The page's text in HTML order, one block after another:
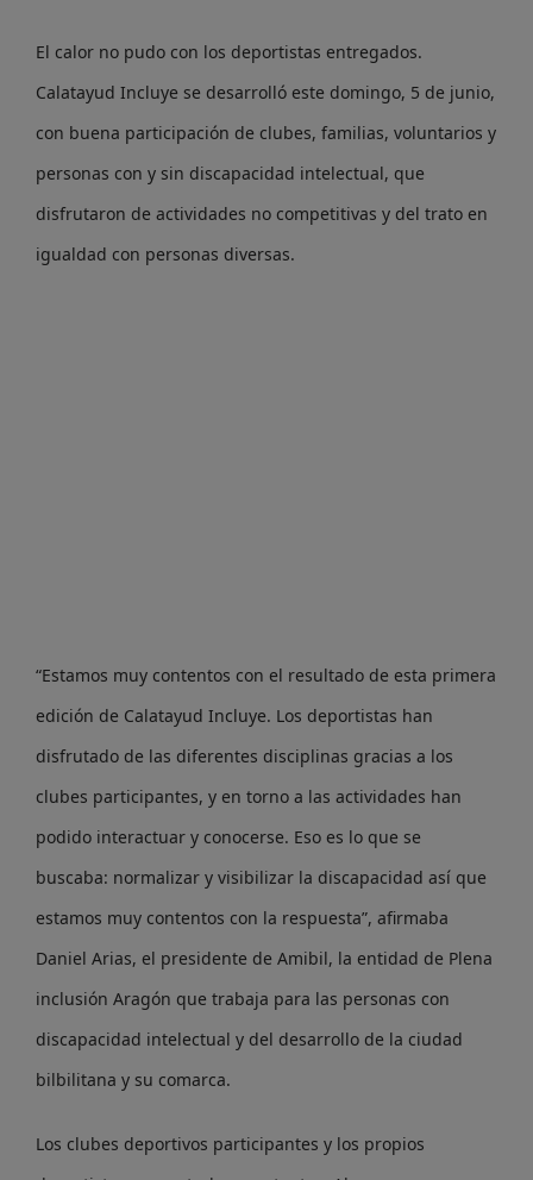
El calor no pudo con los deportistas entregados.
Calatayud Incluye se desarrolló este domingo, 5 de junio,
con buena participación de clubes, familias, voluntarios y
personas con y sin discapacidad intelectual, que
disfrutaron de actividades no competitivas y del trato en
igualdad con personas diversas.
“Estamos muy contentos con el resultado de esta primera
edición de Calatayud Incluye. Los deportistas han
disfrutado de las diferentes disciplinas gracias a los
clubes participantes, y en torno a las actividades han
podido interactuar y conocerse. Eso es lo que se
buscaba: normalizar y visibilizar la discapacidad así que
estamos muy contentos con la respuesta”, afirmaba
Daniel Arias, el presidente de Amibil, la entidad de Plena
inclusión Aragón que trabaja para las personas con
discapacidad intelectual y del desarrollo de la ciudad
bilbilitana y su comarca.
Los clubes deportivos participantes y los propios